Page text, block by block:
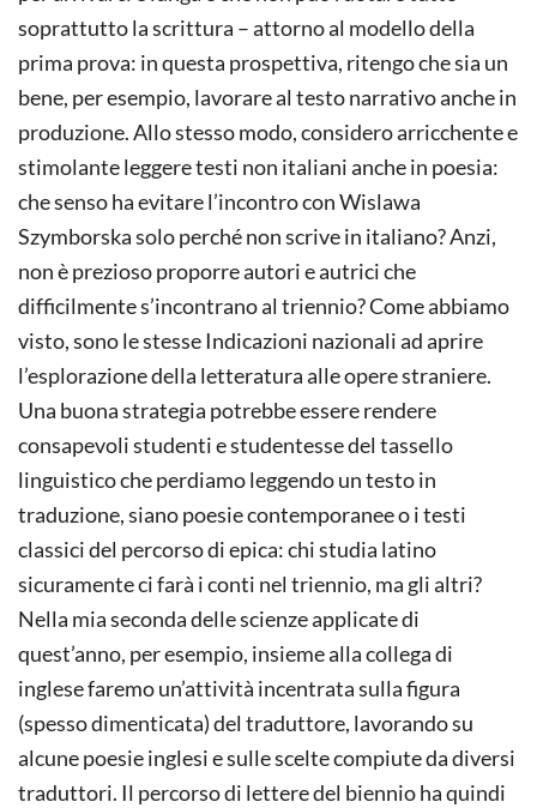
soprattutto la scrittura – attorno al modello della
prima prova: in questa prospettiva, ritengo che sia un
bene, per esempio, lavorare al testo narrativo anche in
produzione. Allo stesso modo, considero arricchente e
stimolante leggere testi non italiani anche in poesia:
che senso ha evitare l’incontro con Wislawa
Szymborska solo perché non scrive in italiano? Anzi,
non è prezioso proporre autori e autrici che
difficilmente s’incontrano al triennio? Come abbiamo
visto, sono le stesse Indicazioni nazionali ad aprire
l’esplorazione della letteratura alle opere straniere.
Una buona strategia potrebbe essere rendere
consapevoli studenti e studentesse del tassello
linguistico che perdiamo leggendo un testo in
traduzione, siano poesie contemporanee o i testi
classici del percorso di epica: chi studia latino
sicuramente ci farà i conti nel triennio, ma gli altri?
Nella mia seconda delle scienze applicate di
quest’anno, per esempio, insieme alla collega di
inglese faremo un’attività incentrata sulla figura
(spesso dimenticata) del traduttore, lavorando su
alcune poesie inglesi e sulle scelte compiute da diversi
traduttori. Il percorso di lettere del biennio ha quindi